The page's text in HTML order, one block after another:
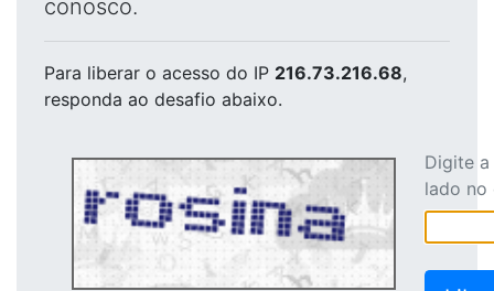
conosco.
Para liberar o acesso do IP 216.73.216.68,
responda ao desafio abaixo.
Digite
lado no